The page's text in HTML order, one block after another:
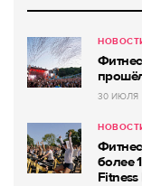
30 ИЮЛЯ
более
Fitness